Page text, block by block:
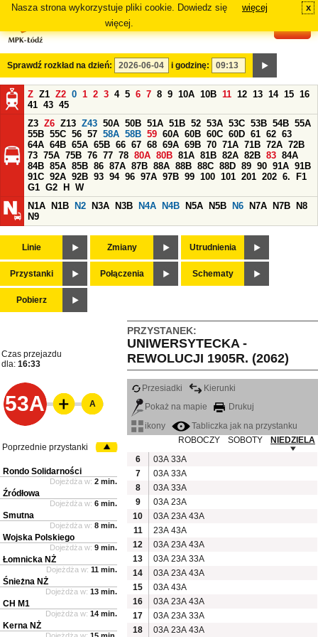
Nasza strona wykorzystuje pliki cookie. Dowiedz się
więcej.
więcej x
Sprawdź rozkład na dzień: i godzinę:
Z Z1 Z2 0 1 2 3 4 5 6 7 8 9 10A 10B 11 12 13 14 15 16
41 43 45
Z3 Z6 Z13 Z43 50A 50B 51A 51B 52 53A 53C 53B 54B 55A
55B 55C 56 57 58A 58B 59 60A 60B 60C 60D 61 62 63
64A 64B 65A 65B 66 67 68 69A 69B 70 71A 71B 72A 72B
73 75A 75B 76 77 78 80A 80B 81A 81B 82A 82B 83 84A
84B 85A 85B 86 87A 87B 88A 88B 88C 88D 89 90 91A 91B
91C 92A 92B 93 94 96 97A 97B 99 100 101 201 202 6.
F1
G1 G2 H
W
N1A
N1B N2 N3A N3B N4A N4B N5A N5B N6 N7A N7B
N8
N9
Linie Zmiany Utrudnienia
Przystanki Połączenia Schematy
Pobierz
PRZYSTANEK:
UNIWERSYTECKA -
REWOLUCJI 1905R. (2062)
Czas przejazdu
dla: 16:33
53A
Przesiadki
Kierunki
Pokaż na mapie
Drukuj
ikony
Tabliczka jak na przystanku
ROBOCZY
SOBOTY
NIEDZIELA
6
03A 33A
7
03A 33A
8
03A 33A
9
03A 23A
10
03A 23A 43A
11
23A 43A
12
03A 23A 43A
13
03A 23A 33A
14
03A 23A 43A
15
03A 43A
16
03A 23A 43A
17
03A 23A 33A
18
03A 23A 43A
A
Poprzednie przystanki
Rondo Solidarności
Dojeżdża w: 2 min.
Źródłowa
Dojeżdża w: 6 min.
Smutna
Dojeżdża w: 8 min.
Wojska Polskiego
Dojeżdża w: 9 min.
Łomnicka NŻ
Dojeżdża w: 11 min.
Śnieżna NŻ
Dojeżdża w: 13 min.
CH M1
Dojeżdża w: 14 min.
Kerna NŻ